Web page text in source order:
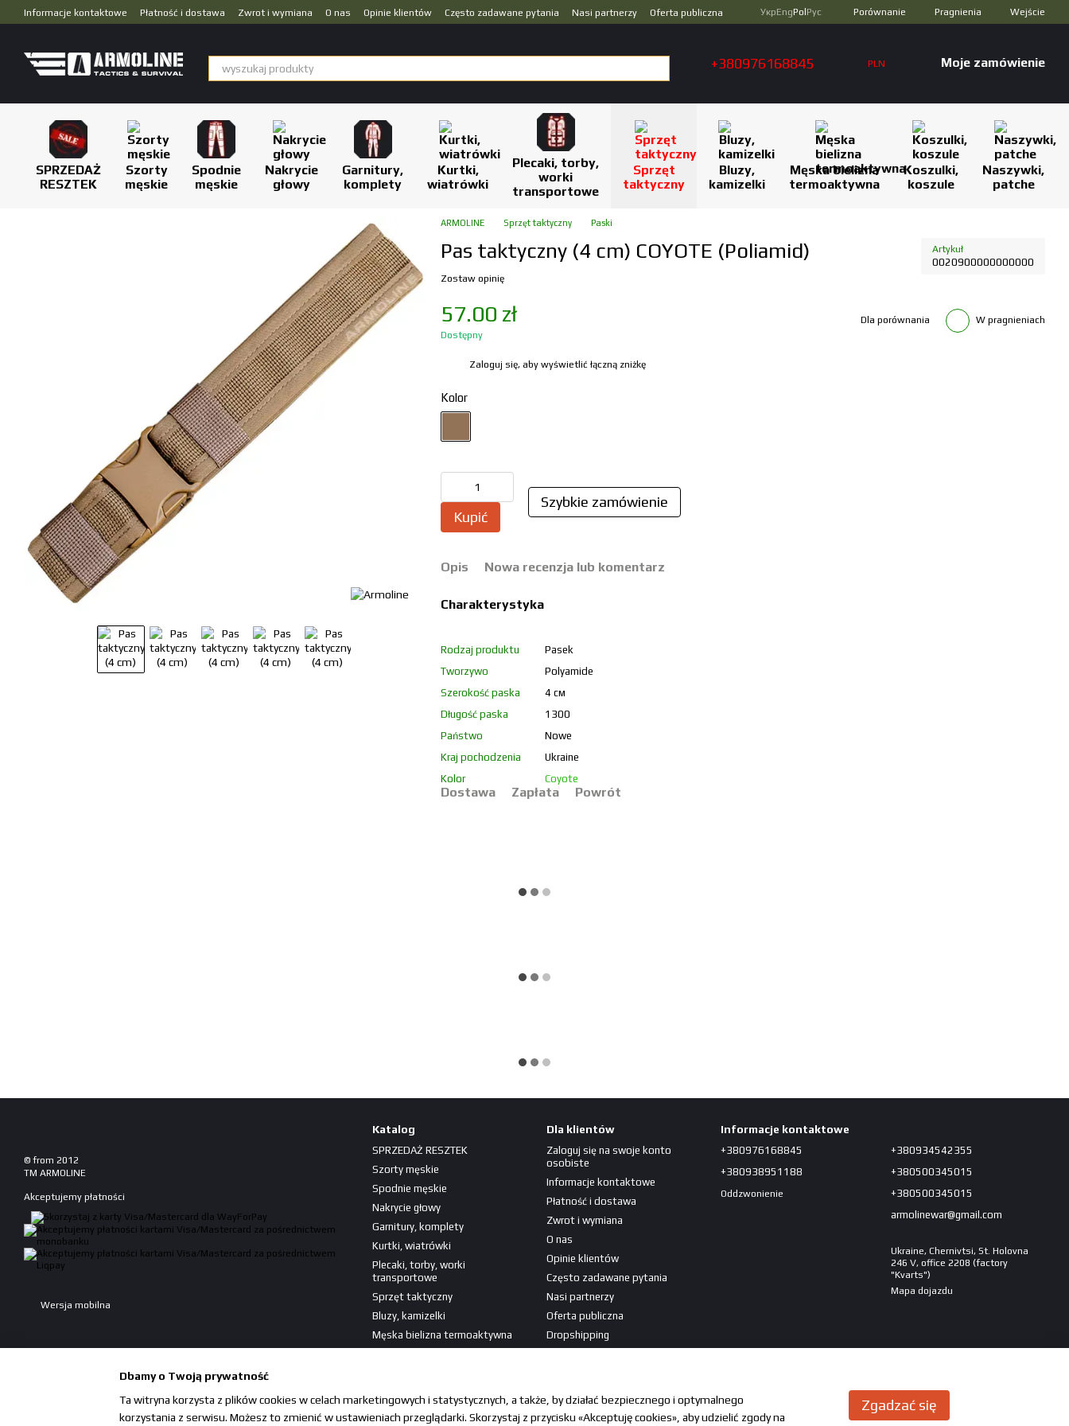
Przejdź do głównej treści
Informacje kontaktowe Płatność i dostawa Zwrot i wymiana O nas Opinie klientów Często zadawane pytania Nasi partnerzy
Oferta publiczna
УкрEngPol Рус Porównanie Pragnienia Wejście
+380976168845 PLN Moje zamówienie
SPRZEDAŻ
RESZTEK
Szorty
męskie
Spodnie
męskie
Nakrycie
głowy
Garnitury,
komplety
Kurtki,
wiatrówki
Plecaki, torby,
worki
transportowe
Sprzęt
taktyczny
Bluzy,
kamizelki
Męska bielizna
termoaktywna
Koszulki,
koszule
Naszywki,
patche
ARMOLINE Sprzęt taktyczny Paski
Pas taktyczny (4 cm) COYOTE (Poliamid) Artykuł
0020900000000000
Zostaw opinię
57.00 zł
Dostępny
Dla porównania W pragnieniach
Zaloguj się, aby wyświetlić łączną zniżkę
Kolor
Kupić
Szybkie zamówienie
Opis Nowa recenzja lub komentarz
Charakterystyka
Rodzaj produktu
Pasek
Tworzywo
Polyamide
Szerokość paska
4 см
Długość paska
1300
Państwo
Nowe
Kraj pochodzenia
Ukraine
Kolor
Coyote
Dostawa Zapłata Powrót
© from 2012
TM ARMOLINE
Akceptujemy płatności
Wersja mobilna
Katalog
SPRZEDAŻ RESZTEK
Szorty męskie
Spodnie męskie
Nakrycie głowy
Garnitury, komplety
Kurtki, wiatrówki
Plecaki, torby, worki
transportowe
Sprzęt taktyczny
Bluzy, kamizelki
Męska bielizna termoaktywna
Dla klientów
Zaloguj się na swoje konto
osobiste
Informacje kontaktowe
Płatność i dostawa
Zwrot i wymiana
O nas
Opinie klientów
Często zadawane pytania
Nasi partnerzy
Oferta publiczna
Dropshipping
Informacje kontaktowe
+380976168845
+380938951188
Oddzwonienie
+380934542355
+380500345015
+380500345015
armolinewar@gmail.com
Ukraine, Chernivtsi, St. Holovna
246 V, office 2208 (factory
"Kvarts")
Mapa dojazdu
Dbamy o Twoją prywatność
Ta witryna korzysta z plików cookies w celach marketingowych i statystycznych, a także, by działać bezpiecznego i optymalnego
korzystania z serwisu. Możesz to zmienić w ustawieniach przeglądarki. Skorzystaj z przycisku «Akceptuję cookies», aby udzielić zgody na
Zgadzać się